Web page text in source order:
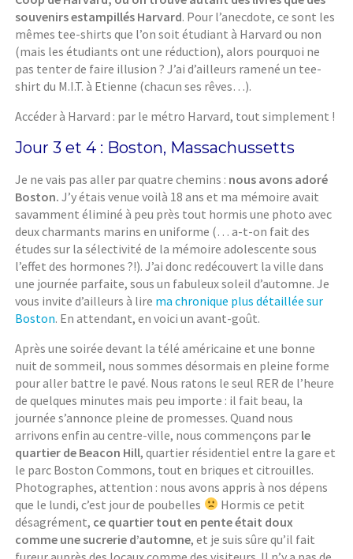
souvenirs estampillés Harvard. Pour l’anecdote, ce sont les
mêmes tee-shirts que l’on soit étudiant à Harvard ou non
(mais les étudiants ont une réduction), alors pourquoi ne
pas tenter de faire illusion ? J’ai d’ailleurs ramené un tee-
shirt du M.I.T. à Etienne (chacun ses rêves…).
Accéder à Harvard : par le métro Harvard, tout simplement !
Jour 3 et 4 : Boston, Massachussetts
Je ne vais pas aller par quatre chemins : nous avons adoré
Boston. J’y étais venue voilà 18 ans et ma mémoire avait
savamment éliminé à peu près tout hormis une photo avec
deux charmants marins en uniforme (… a-t-on fait des
études sur la sélectivité de la mémoire adolescente sous
l’effet des hormones ?!). J’ai donc redécouvert la ville dans
une journée parfaite, sous un fabuleux soleil d’automne. Je
vous invite d’ailleurs à lire ma chronique plus détaillée sur
Boston. En attendant, en voici un avant-goût.
Après une soirée devant la télé américaine et une bonne
nuit de sommeil, nous sommes désormais en pleine forme
pour aller battre le pavé. Nous ratons le seul RER de l’heure
de quelques minutes mais peu importe : il fait beau, la
journée s’annonce pleine de promesses. Quand nous
arrivons enfin au centre-ville, nous commençons par le
quartier de Beacon Hill, quartier résidentiel entre la gare et
le parc Boston Commons, tout en briques et citrouilles.
Photographes, attention : nous avons appris à nos dépens
que le lundi, c’est jour de poubelles
Hormis ce petit
désagrément, ce quartier tout en pente était doux
comme une sucrerie d’automne, et je suis sûre qu’il fait